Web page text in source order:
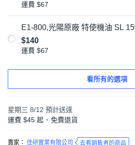
運費 $67
E1-800,光陽原廠 特使機油 SL
$140
運費 $67
看所有的選項
星期三 8/12 預計送達
運費 $45 起 ･ 免費退貨
賣家： 佳研實業有限公司
去看銷售者的商品